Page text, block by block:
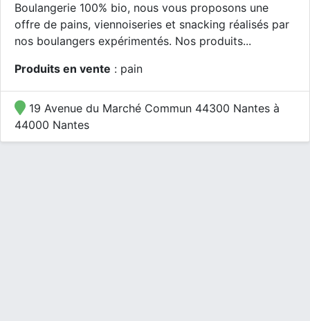
Boulangerie 100% bio, nous vous proposons une
offre de pains, viennoiseries et snacking réalisés par
nos boulangers expérimentés. Nos produits...
Produits en vente : pain
19 Avenue du Marché Commun 44300 Nantes à
44000 Nantes